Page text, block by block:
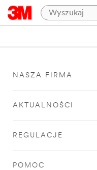
NASZA FIRMA
AKTUALNOŚCI
REGULACJE
POMOC